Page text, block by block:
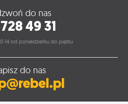
do nas
49 31
14 od poniedziałku do piątku
do nas